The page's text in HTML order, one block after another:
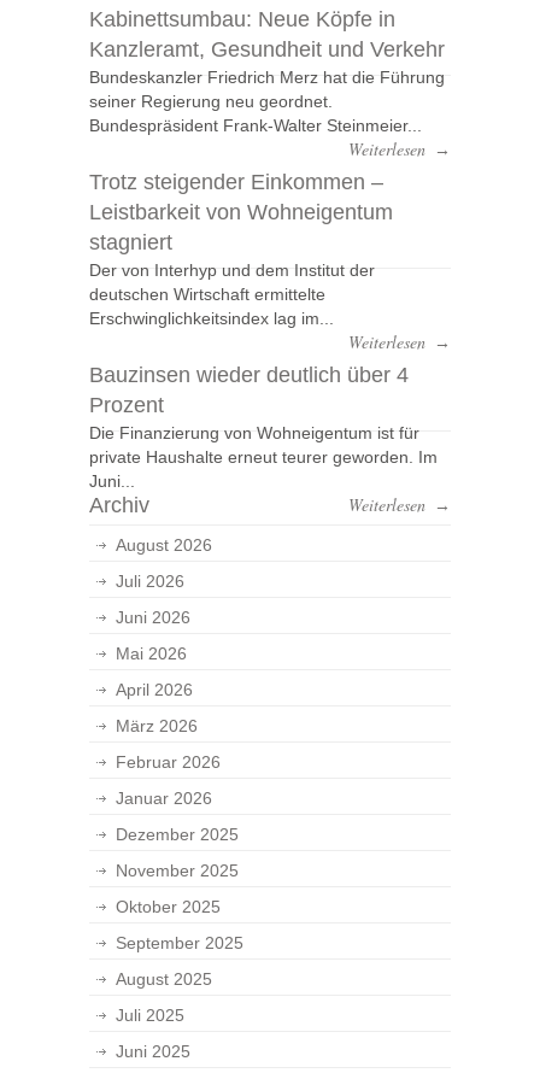
Kabinettsumbau: Neue Köpfe in
Kanzleramt, Gesundheit und Verkehr
Bundeskanzler Friedrich Merz hat die Führung
seiner Regierung neu geordnet.
Bundespräsident Frank-Walter Steinmeier...
Weiterlesen →
Trotz steigender Einkommen –
Leistbarkeit von Wohneigentum
stagniert
Der von Interhyp und dem Institut der
deutschen Wirtschaft ermittelte
Erschwinglichkeitsindex lag im...
Weiterlesen →
Bauzinsen wieder deutlich über 4
Prozent
Die Finanzierung von Wohneigentum ist für
private Haushalte erneut teurer geworden. Im
Juni...
Weiterlesen →
Archiv
August 2026
Juli 2026
Juni 2026
Mai 2026
April 2026
März 2026
Februar 2026
Januar 2026
Dezember 2025
November 2025
Oktober 2025
September 2025
August 2025
Juli 2025
Juni 2025